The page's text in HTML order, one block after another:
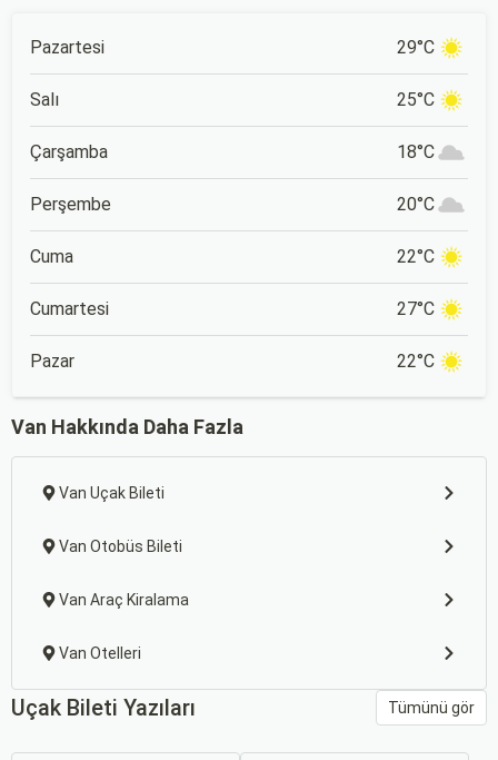
Pazartesi 29°C
Salı 25°C
Çarşamba 18°C
Perşembe 20°C
Cuma 22°C
Cumartesi 27°C
Pazar 22°C
Van Hakkında Daha Fazla
Van Uçak Bileti
Van Otobüs Bileti
Van Araç Kiralama
Van Otelleri
Uçak Bileti Yazıları Tümünü gör